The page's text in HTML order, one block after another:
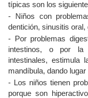
típicas son los
- Niños con
dentición, sinusitis oral,
- Por problemas
intestinos, o por la
intestinales, estimula
mandíbula, dando
- Los niños tienen
porque son